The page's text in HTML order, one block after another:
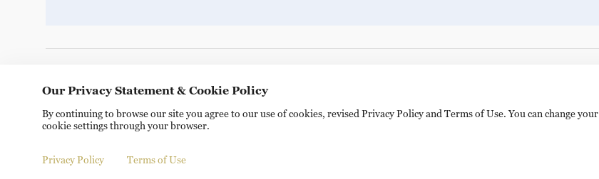
Copyright © 2024 CGTN. 京ICP备20000184号
Our Privacy Statement & Cookie Policy
By continuing to browse our site you agree to our use of cookies, revised Privacy Policy and Terms of Use. You can change your
cookie settings through your browser.
Privacy Policy Terms of Use